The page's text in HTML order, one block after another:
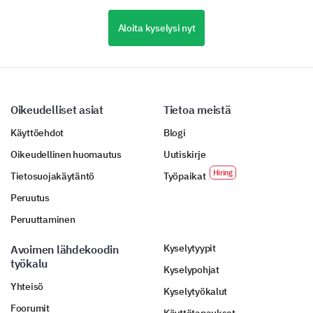
Aloita kyselysi nyt
Oikeudelliset asiat
Käyttöehdot
Oikeudellinen huomautus
Tietosuojakäytäntö
Peruutus
Peruuttaminen
Tietoa meistä
Blogi
Uutiskirje
Työpaikat
Avoimen lähdekoodin
työkalu
Yhteisö
Foorumit
Kyselytyypit
Kyselypohjat
Kyselytyökalut